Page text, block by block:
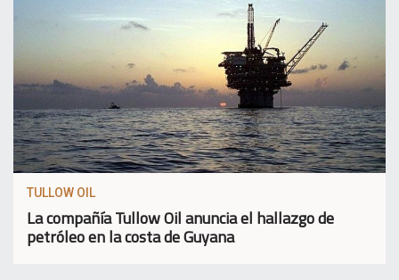
TULLOW OIL
La compañía Tullow Oil anuncia el hallazgo de
petróleo en la costa de Guyana